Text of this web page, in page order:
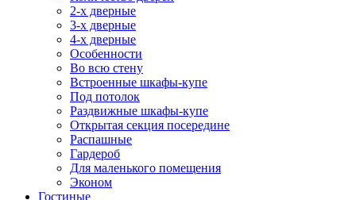
2-х дверные
3-х дверные
4-х дверные
Особенности
Во всю стену
Встроенные шкафы-купе
Под потолок
Раздвижные шкафы-купе
Открытая секция посередине
Распашные
Гардероб
Для маленького помещения
Эконом
Гостиные